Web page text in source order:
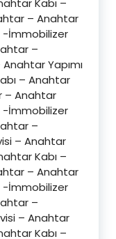
Kabı –
– Anahtar
-İmmobilizer
–
Yapımı
– Anahtar
– Anahtar
-İmmobilizer
–
– Anahtar
Kabı –
– Anahtar
-İmmobilizer
–
– Anahtar
Kabı –